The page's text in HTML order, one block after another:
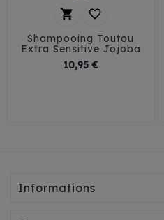
 
Shampooing Toutou
Extra Sensitive Jojoba
10,95 €Prix
Informations